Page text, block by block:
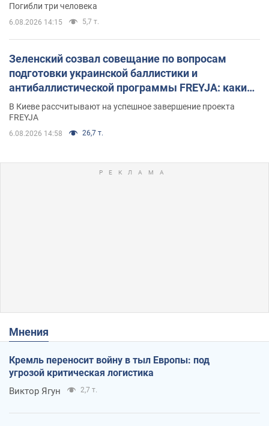
Погибли три человека
6.08.2026 14:15 5,7 т.
Зеленский созвал совещание по вопросам
подготовки украинской баллистики и
антибаллистической программы FREYJA: какие
решения готовятся
В Киеве рассчитывают на успешное завершение проекта
FREYJA
6.08.2026 14:58 26,7 т.
Мнения
Кремль переносит войну в тыл Европы: под
угрозой критическая логистика
Виктор Ягун 2,7 т.